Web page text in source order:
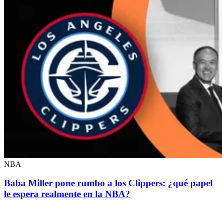
NBA
Baba Miller pone rumbo a los Clippers: ¿qué papel
le espera realmente en la NBA?